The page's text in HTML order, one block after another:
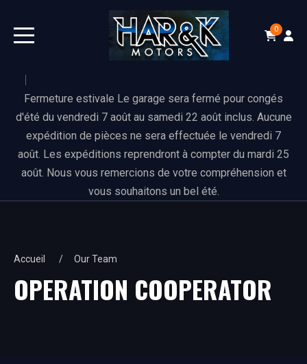
0
Fermeture estivale Le garage sera fermé pour congés
d'été du vendredi 7 août au samedi 22 août inclus. Aucune
expédition de pièces ne sera effectuée le vendredi 7
août. Les expéditions reprendront à compter du mardi 25
août. Nous vous remercions de votre compréhension et
vous souhaitons un bel été.
Accueil Our Team
OPERATION COOPERATOR